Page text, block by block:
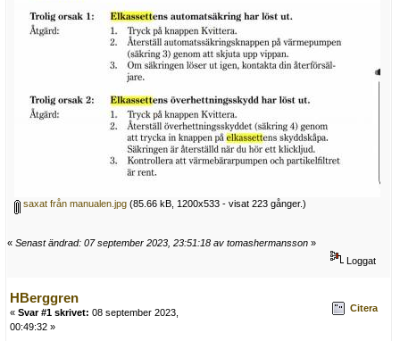
saxat från manualen.jpg (85.66 kB, 1200x533 - visat 223 gånger.)
« Senast ändrad: 07 september 2023, 23:51:18 av tomashermansson »
Loggat
HBerggren
« Svar #1 skrivet: 08 september 2023,
00:49:32 »
Citera